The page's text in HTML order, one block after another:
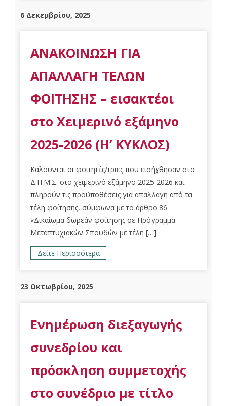
6 Δεκεμβρίου, 2025
ΑΝΑΚΟΙΝΩΣΗ ΓΙΑ
ΑΠΑΛΛΑΓΗ ΤΕΛΩΝ
ΦΟΙΤΗΣΗΣ – εισακτέοι
στο Χειμερινό εξάμηνο
2025-2026 (Η’ ΚΥΚΛΟΣ)
Καλούνται οι φοιτητές/τριες που εισήχθησαν στο
Δ.Π.Μ.Σ. στο χειμερινό εξάμηνο 2025-2026 και
πληρούν τις προϋποθέσεις για απαλλαγή από τα
τέλη φοίτησης, σύμφωνα με το άρθρο 86
«Δικαίωμα δωρεάν φοίτησης σε Πρόγραμμα
Μεταπτυχιακών Σπουδών με τέλη […]
Δείτε Περισσότερα
23 Οκτωβρίου, 2025
Ενημέρωση διεξαγωγής
συνεδρίου και
πρόσκληση συμμετοχής
στο συνέδριο με τίτλο